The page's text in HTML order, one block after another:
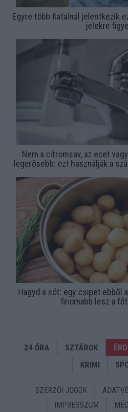
Egyre több fiatalnál jelentkezik
jelekre
Nem a citromsav, az ecet
legerősebb: ezt használják a
Hagyd a sót: egy csipet ebből
finomabb lesz a
24 ÓRA SZTÁROK
KRIMI
SZERZŐI JOGOK
IMPRESSZUM